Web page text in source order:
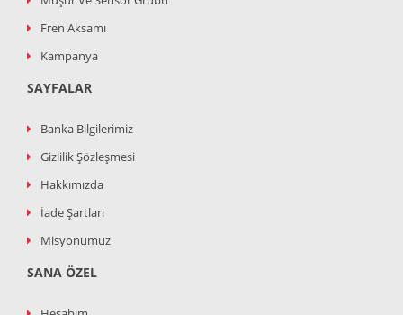
Fren Aksamı
Kampanya
SAYFALAR
Banka Bilgilerimiz
Gizlilik Şözleşmesi
Hakkımızda
İade Şartları
Misyonumuz
SANA ÖZEL